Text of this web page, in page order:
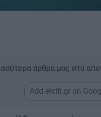
άρθρα μας στα
Add ekriti.gr on